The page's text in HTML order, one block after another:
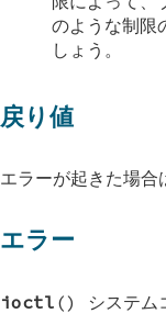
のような制限
しょう。
戻り値
エラーが起きた場
エラー
ioctl () システム